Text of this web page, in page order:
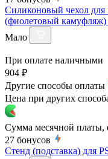
Силиконовый чехол для
(фиолетовый камуфляж)
Мало
При оплате наличными
904 ₽
Другие способы оплаты
Цена при других
Сумма месячной платы,
27 бонусов
Стенд (подставка) для